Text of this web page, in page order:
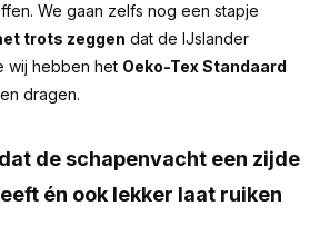
We gaan zelfs nog een stapje
trots zeggen dat de IJslander
wij hebben het Oeko-Tex Standaard
dragen.
de schapenvacht een zijde
én ook lekker laat ruiken